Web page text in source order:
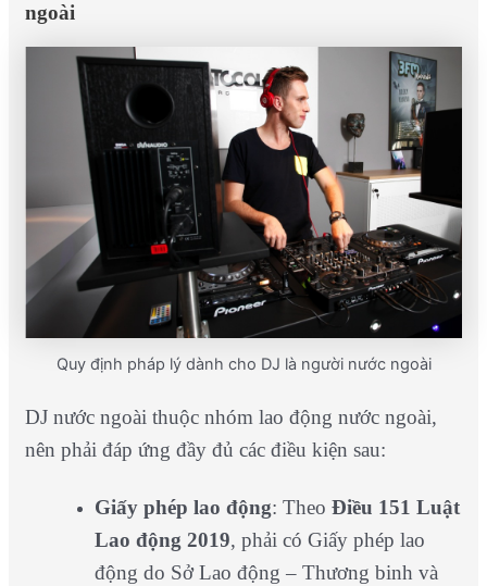
ngoài
Quy định pháp lý dành cho DJ là người nước ngoài
DJ nước ngoài thuộc nhóm lao động nước ngoài,
nên phải đáp ứng đầy đủ các điều kiện sau:
Giấy phép lao động: Theo Điều 151 Luật
Lao động 2019, phải có Giấy phép lao
động do Sở Lao động – Thương binh và